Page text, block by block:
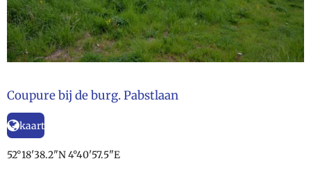
Coupure bij de burg. Pabstlaan
kaart
52°18'38.2"N 4°40'57.5"E